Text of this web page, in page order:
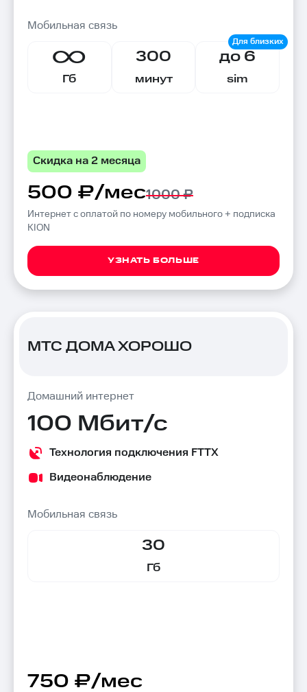
Мобильная связь
Гб
300
минут
до 6
sim
Скидка на 2 месяца
500 ₽/мес1000 ₽
Интернет с оплатой по номеру мобильного + подписка
KION
УЗНАТЬ БОЛЬШЕ
МТС ДОМА ХОРОШО
Домашний интернет
100 Мбит/с
Технология подключения FTTX
Видеонаблюдение
Мобильная связь
30
Гб
750 ₽/мес